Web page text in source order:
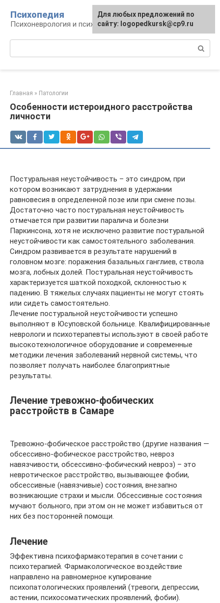
контенту
Психопедия
Психоневрология и психиатрия
Главная » Патологии
Особенности истероидного расстройства
личности
Постуральная неустойчивость – это синдром, при
котором возникают затруднения в удержании
равновесия в определенной позе или при смене позы.
Достаточно часто постуральная неустойчивость
отмечается при развитии паралича и болезни
Паркинсона, хотя не исключено развитие постуральной
неустойчивости как самостоятельного заболевания.
Синдром развивается в результате нарушений в
головном мозге: поражения базальных ганглиев, ствола
мозга, лобных долей. Постуральная неустойчивость
характеризуется шаткой походкой, склонностью к
падению. В тяжелых случаях пациенты не могут стоять
или сидеть самостоятельно.
Лечение постуральной неустойчивости успешно
выполняют в Юсуповской больнице. Квалифицированные
неврологи и психотерапевты используют в своей работе
высокотехнологичное оборудование и современные
методики лечения заболеваний нервной системы, что
позволяет получать наиболее благоприятные
результаты.
Лечение тревожно-фобических
расстройств в Самаре
Тревожно-фобическое расстройство (другие названия —
обсессивно-фобическое расстройство, невроз
навязчивости, обсессивно-фобический невроз) – это
невротическое расстройство, вызывающее фобии,
обсессивные (навязчивые) состояния, внезапно
возникающие страхи и мысли. Обсессивные состояния
мучают больного, при этом он не может избавиться от
них без посторонней помощи.
Лечение
Эффективна психофармакотерапия в сочетании с
психотерапией. Фармакологическое воздействие
направлено на равномерное купирование
психопатологических проявлений (тревоги, депрессии,
астении, психосоматических проявлений, фобии).
Для любых предложений по
сайту: logopedkursk@cp9.ru